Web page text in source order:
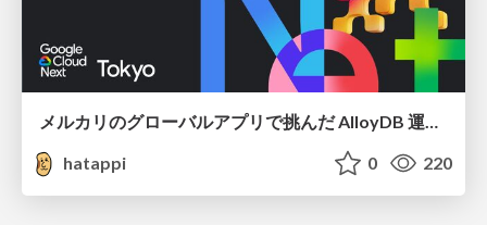
メルカリのグローバルアプリで挑んだ AlloyDB 運用と課題解決の実践記
hatappi
0 220